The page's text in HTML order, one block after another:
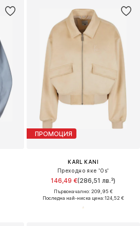
ПРОМОЦИЯ
KARL KANI
Преходно яке 'Os'
146,49 €(286,51 лв.³)
Първоначално: 209,95 €
Последна най-ниска цена:124,52 €